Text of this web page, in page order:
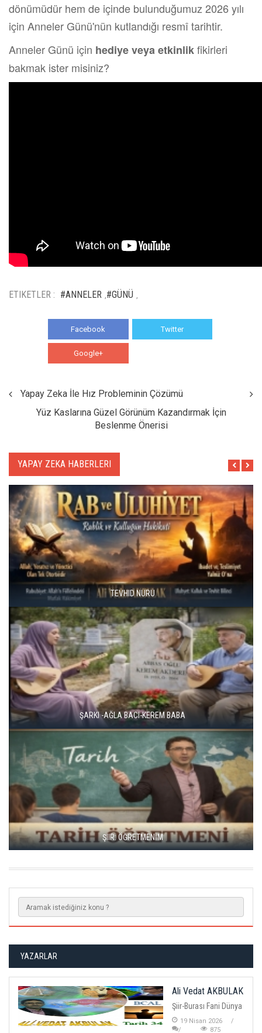
dönümüdür hem de içinde bulunduğumuz 2026 yılı
için Anneler Günü'nün kutlandığı resmî tarihtir.
Anneler Günü için hediye veya etkinlikfikirleri
bakmak ister misiniz?
ETIKETLER : #ANNELER ,#GÜNÜ ,
Facebook Twitter
Google+
Yapay Zeka İle Hız Probleminin Çözümü
Yüz Kaslarına Güzel Görünüm Kazandırmak İçin
Beslenme Önerisi
YAPAY ZEKA HABERLERI
YETİM KALDIM -İLAHİ
ÖZGÜRLÜKTEN KÖLELIĞE
LISE GENÇLIK MARŞI
YAZARLAR
Ali Vedat AKBULAK
Şiir-Burası Fani Dünya
19 Nisan 2026
875